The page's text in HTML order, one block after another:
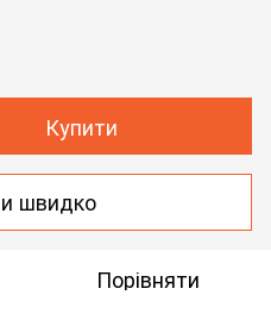
Купити
швидко
Порівняти